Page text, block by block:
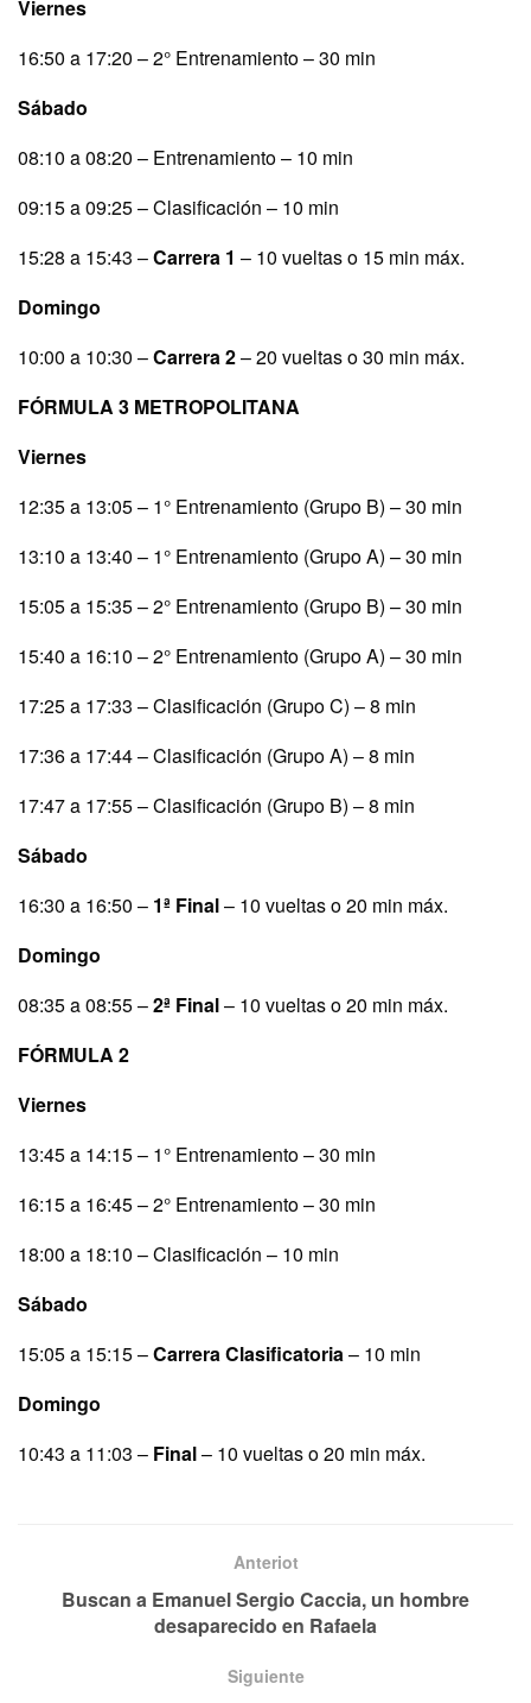
Viernes
16:50 a 17:20 – 2° Entrenamiento – 30 min
Sábado
08:10 a 08:20 – Entrenamiento – 10 min
09:15 a 09:25 – Clasificación – 10 min
15:28 a 15:43 –Carrera 1 – 10 vueltas o 15 min máx.
Domingo
10:00 a 10:30 –Carrera 2– 20 vueltas o 30 min máx.
FÓRMULA 3 METROPOLITANA
Viernes
12:35 a 13:05 – 1° Entrenamiento (Grupo B) – 30 min
13:10 a 13:40 – 1° Entrenamiento (Grupo A) – 30 min
15:05 a 15:35 – 2° Entrenamiento (Grupo B) – 30 min
15:40 a 16:10 – 2° Entrenamiento (Grupo A) – 30 min
17:25 a 17:33 – Clasificación (Grupo C) – 8 min
17:36 a 17:44 – Clasificación (Grupo A) – 8 min
17:47 a 17:55 – Clasificación (Grupo B) – 8 min
Sábado
16:30 a 16:50 – 1ª Final– 10 vueltas o 20 min máx.
Domingo
08:35 a 08:55 –2ª Final– 10 vueltas o 20 min máx.
FÓRMULA 2
Viernes
13:45 a 14:15 – 1° Entrenamiento – 30 min
16:15 a 16:45 – 2° Entrenamiento – 30 min
18:00 a 18:10 – Clasificación – 10 min
Sábado
15:05 a 15:15 –Carrera Clasificatoria– 10 min
Domingo
10:43 a 11:03 – Final– 10 vueltas o 20 min máx.
Anteriot
Buscan a Emanuel Sergio Caccia, un hombre
desaparecido en Rafaela
Siguiente